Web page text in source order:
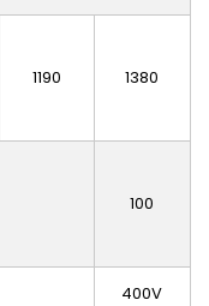
1190 1380
100
400V